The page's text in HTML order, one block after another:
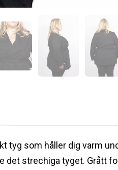
tyg som håller dig varm
det strechiga tyget. Grått